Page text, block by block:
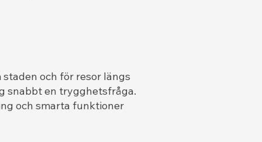
och för resor längs
snabbt en trygghetsfråga.
och smarta funktioner